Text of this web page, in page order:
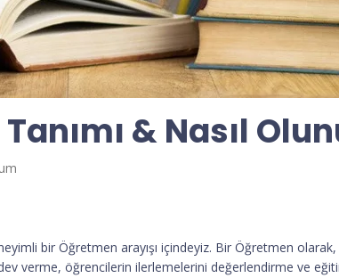
& Nasıl
bir Öğretmen arayışı içindeyiz. Bir Öğretmen
verme, öğrencilerin ilerlemelerini değerlendirme ve